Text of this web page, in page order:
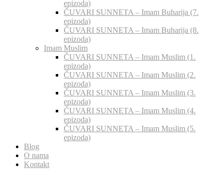
epizoda)
ČUVARI SUNNETA – Imam Buharija (7.
epizoda)
ČUVARI SUNNETA – Imam Buharija (8.
epizoda)
Imam Muslim
ČUVARI SUNNETA – Imam Muslim (1.
epizoda)
ČUVARI SUNNETA – Imam Muslim (2.
epizoda)
ČUVARI SUNNETA – Imam Muslim (3.
epizoda)
ČUVARI SUNNETA – Imam Muslim (4.
epizoda)
ČUVARI SUNNETA – Imam Muslim (5.
epizoda)
Blog
O nama
Kontakt